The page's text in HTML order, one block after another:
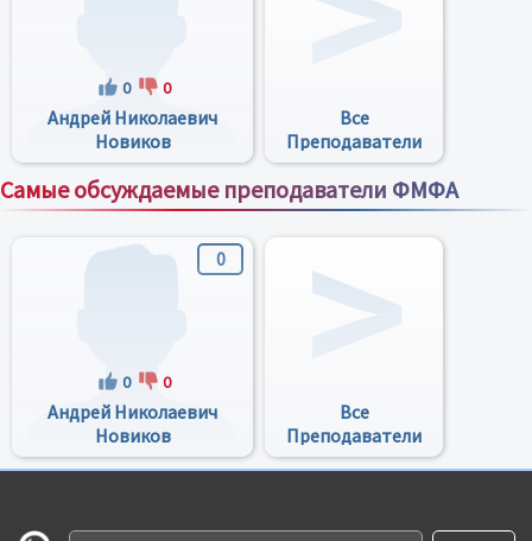
0 0
Андрей Николаевич
Новиков
Все
Преподаватели
Самые обсуждаемые преподаватели ФМФА
Все преподаватели
0
0 0
Андрей Николаевич
Новиков
Все
Преподаватели